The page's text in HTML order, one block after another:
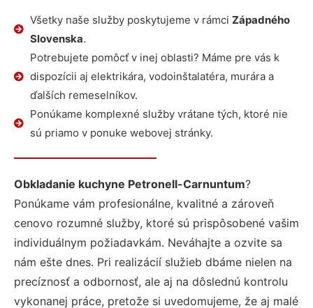
Všetky naše služby poskytujeme v rámci Západného
Slovenska.
Potrebujete pomôcť v inej oblasti? Máme pre vás k
dispozícii aj elektrikára, vodoinštalatéra, murára a
ďalších remeselníkov.
Ponúkame komplexné služby vrátane tých, ktoré nie
sú priamo v ponuke webovej stránky.
Obkladanie kuchyne Petronell-Carnuntum?
Ponúkame vám profesionálne, kvalitné a zároveň
cenovo rozumné služby, ktoré sú prispôsobené vašim
individuálnym požiadavkám. Neváhajte a ozvite sa
nám ešte dnes. Pri realizácií služieb dbáme nielen na
precíznosť a odbornosť, ale aj na dôslednú kontrolu
vykonanej práce, pretože si uvedomujeme, že aj malé